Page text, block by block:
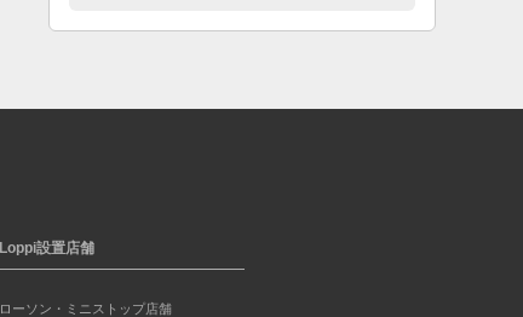
Loppi設置店舗
ローソン・ミニストップ店舗